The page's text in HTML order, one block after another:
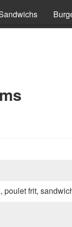
frit,